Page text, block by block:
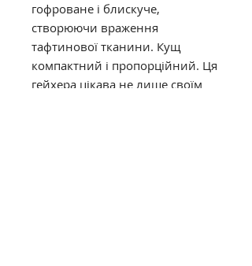
гофроване і блискуче,
створюючи враження
тафтинової тканини. Кущ
компактний і пропорційний. Ця
гейхера цікава не лише своїм